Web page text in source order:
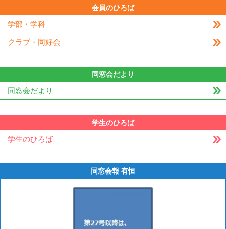
会員のひろば
学部・学科
クラブ・同好会
同窓会だより
同窓会だより
学生のひろば
学生のひろば
同窓会報 有恒